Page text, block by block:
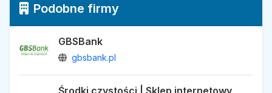
Podobne firmy
GBSBank
gbsbank.pl
Środki czystości | Sklep internetowy